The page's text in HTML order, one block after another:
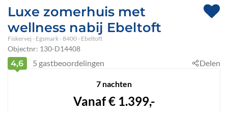
Luxe zomerhuis met
wellness nabij Ebeltoft
Fiskervej - Egsmark - 8400 - Ebeltoft
Objectnr: 130-D14408
4,6 5 gastbeoordelingen Delen
7 nachten
Vanaf€ 1.399,-